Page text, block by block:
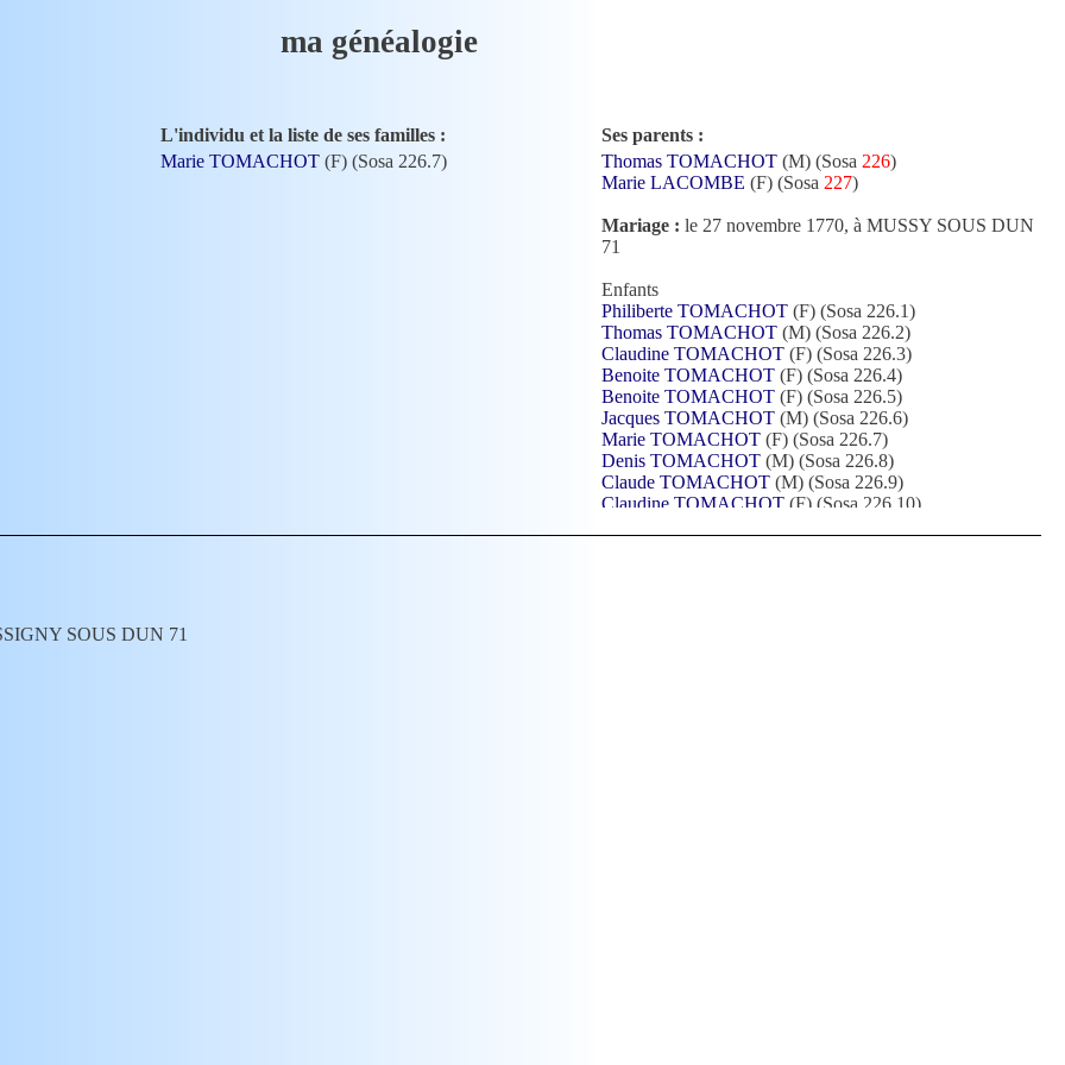
ma généalogie
L'individu et la liste de ses familles :
Ses parents :
Marie TOMACHOT (F) (Sosa 226.7) Thomas TOMACHOT (M) (Sosa 226)
Marie LACOMBE (F) (Sosa 227)
Mariage : le 27 novembre 1770, à MUSSY SOUS DUN
71
Enfants
Philiberte TOMACHOT (F) (Sosa 226.1)
Thomas TOMACHOT (M) (Sosa 226.2)
Claudine TOMACHOT (F) (Sosa 226.3)
Benoite TOMACHOT (F) (Sosa 226.4)
Benoite TOMACHOT (F) (Sosa 226.5)
Jacques TOMACHOT (M) (Sosa 226.6)
Marie TOMACHOT (F) (Sosa 226.7)
Denis TOMACHOT (M) (Sosa 226.8)
Claude TOMACHOT (M) (Sosa 226.9)
Claudine TOMACHOT (F) (Sosa 226.10)
SOUS DUN 71